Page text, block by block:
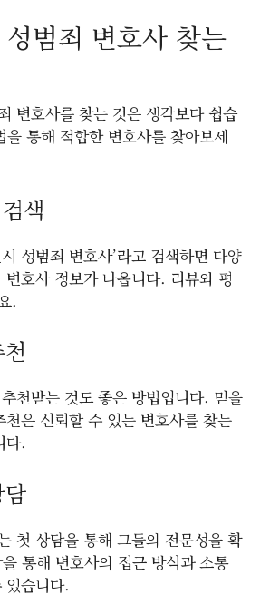
범죄 변호사 찾는
변호사를 찾는 것은 생각보다 쉽습
을 통해 적합한 변호사를 찾아보세
색
성범죄 변호사’라고 검색하면 다양
호사 정보가 나옵니다. 리뷰와 평
.
천받는 것도 좋은 방법입니다. 믿을
은 신뢰할 수 있는 변호사를 찾는
다.
첫 상담을 통해 그들의 전문성을 확
통해 변호사의 접근 방식과 소통
있습니다.